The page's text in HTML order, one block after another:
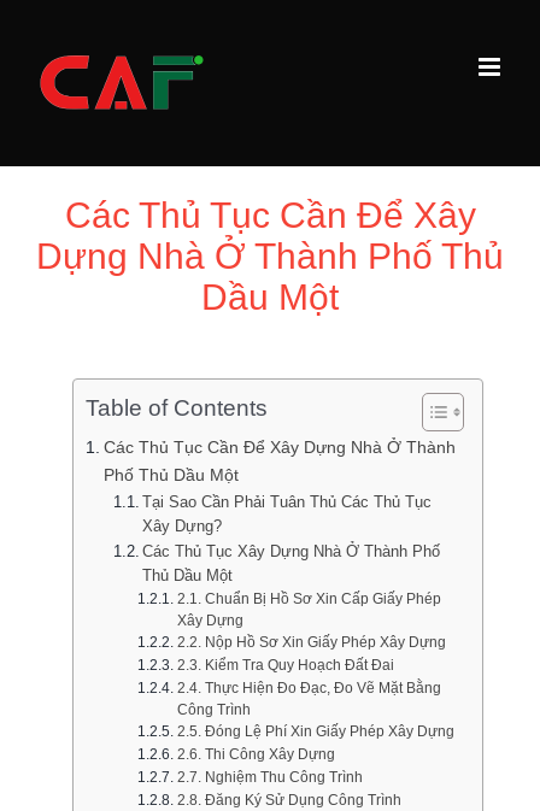
content
Các Thủ Tục Cần Để Xây
Dựng Nhà Ở Thành Phố Thủ
Dầu Một
Table of Contents
Các Thủ Tục Cần Để Xây Dựng Nhà Ở Thành
Phố Thủ Dầu Một
Tại Sao Cần Phải Tuân Thủ Các Thủ Tục
Xây Dựng?
Các Thủ Tục Xây Dựng Nhà Ở Thành Phố
Thủ Dầu Một
2.1. Chuẩn Bị Hồ Sơ Xin Cấp Giấy Phép
Xây Dựng
2.2. Nộp Hồ Sơ Xin Giấy Phép Xây Dựng
2.3. Kiểm Tra Quy Hoạch Đất Đai
2.4. Thực Hiện Đo Đạc, Đo Vẽ Mặt Bằng
Công Trình
2.5. Đóng Lệ Phí Xin Giấy Phép Xây Dựng
2.6. Thi Công Xây Dựng
2.7. Nghiệm Thu Công Trình
2.8. Đăng Ký Sử Dụng Công Trình